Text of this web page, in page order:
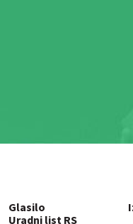
Glasilo
Uradni list RS